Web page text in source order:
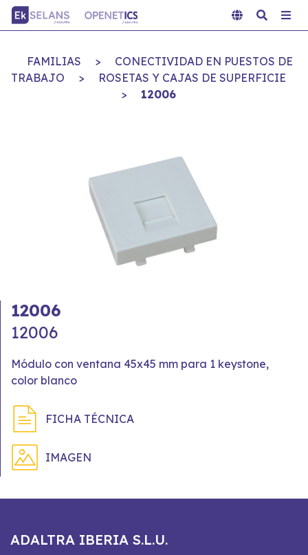
FAMILIAS >
CONECTIVIDAD EN PUESTOS DE
TRABAJO
>
ROSETAS Y CAJAS DE SUPERFICIE
>
12006
12006
12006
Módulo con ventana 45x45 mm para 1 keystone,
color blanco
FICHA TÉCNICA
IMAGEN
ADALTRA IBERIA S.L.U.